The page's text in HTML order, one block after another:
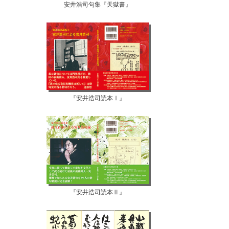
安井浩司句集『天獄書』
『安井浩司読本Ⅰ』
『安井浩司読本Ⅱ』